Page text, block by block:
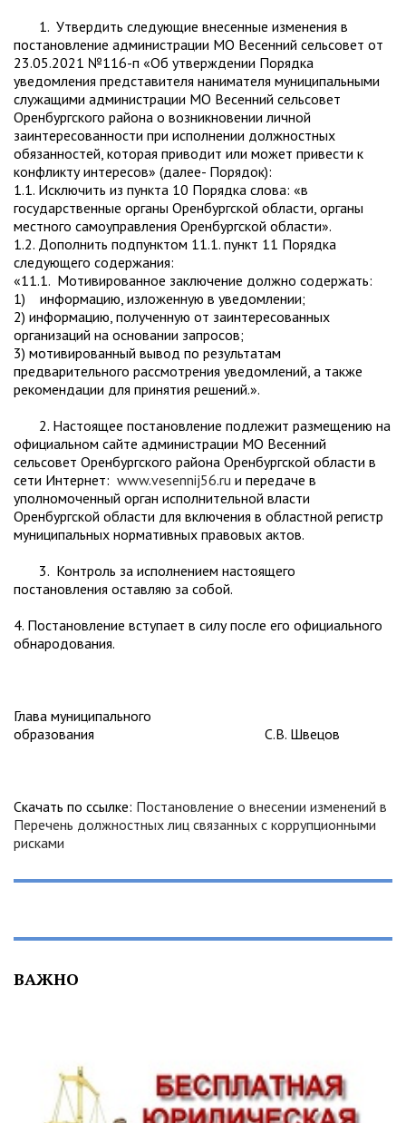
1. Утвердить следующие внесенные изменения в
постановление администрации МО Весенний сельсовет от
23.05.2021 №116-п «Об утверждении Порядка
уведомления представителя нанимателя муниципальными
служащими администрации МО Весенний сельсовет
Оренбургского района о возникновении личной
заинтересованности при исполнении должностных
обязанностей, которая приводит или может привести к
конфликту интересов» (далее- Порядок):
1.1. Исключить из пункта 10 Порядка слова: «в
государственные органы Оренбургской области, органы
местного самоуправления Оренбургской области».
1.2. Дополнить подпунктом 11.1. пункт 11 Порядка
следующего содержания:
«11.1. Мотивированное заключение должно содержать:
1) информацию, изложенную в уведомлении;
2) информацию, полученную от заинтересованных
организаций на основании запросов;
3) мотивированный вывод по результатам
предварительного рассмотрения уведомлений, а также
рекомендации для принятия решений.».
2. Настоящее постановление подлежит размещению на
официальном сайте администрации МО Весенний
сельсовет Оренбургского района Оренбургской области в
сети Интернет: www.vesennij56.ru и передаче в
уполномоченный орган исполнительной власти
Оренбургской области для включения в областной регистр
муниципальных нормативных правовых актов.
3. Контроль за исполнением настоящего
постановления оставляю за собой.
4. Постановление вступает в силу после его официального
обнародования.
Глава муниципального
образования С.В. Швецов
Скачать по ссылке: Постановление о внесении изменений в
Перечень должностных лиц связанных с коррупционными
рисками
ВАЖНО